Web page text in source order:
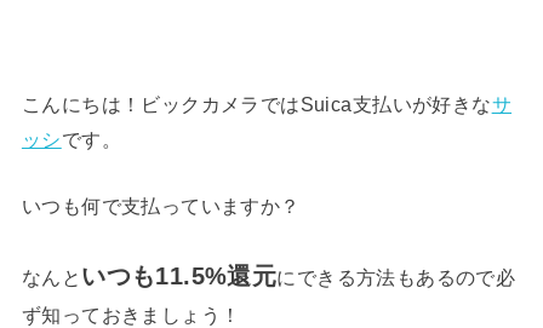
こんにちは！ビックカメラではSuica支払いが好きなサ
ッシです。
いつも何で支払っていますか？
なんと いつも11.5%還元にできる方法もあるので必
ず知っておきましょう！